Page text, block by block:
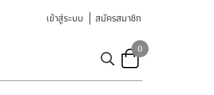
เข้าสู่ระบบ สมัครสมาชิก
0